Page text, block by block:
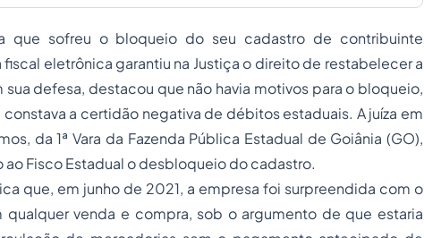
que sofreu o bloqueio do seu cadastro de contribuinte
eletrônica garantiu na Justiça o direito de restabelecer a
sua defesa, destacou que não havia motivos para o bloqueio,
a certidão negativa de débitos estaduais. A juíza em
da 1ª Vara da Fazenda Pública Estadual de Goiânia (GO),
Fisco Estadual o desbloqueio do cadastro.
que, em junho de 2021, a empresa foi surpreendida com o
qualquer venda e compra, sob o argumento de que estaria